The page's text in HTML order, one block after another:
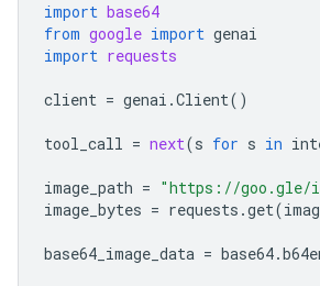
import base64
from google import genai
import requests
client = genai .Client()
tool_call = next(s for s in
image_path = "https://goo.gle/
image_bytes = requests .get(
base64_image_data = base64.